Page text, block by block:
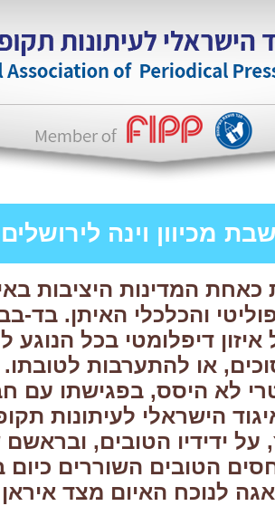
מכיוון וינה לירושלים
המדינות היציבות
והכלכלי האיתן. בד-
דיפלומטי בכל הנוגע
, או להתערבות
לא היסס, בפגישתו עם
הישראלי לעיתונות
על ידידיו הטובים, ובראשם
הטובים השוררים כיום
לנוכח האיום מצד